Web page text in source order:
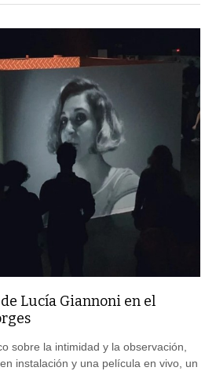
sobre la intimidad y la observación,
instalación y una película en vivo, un
y no hegemónico.